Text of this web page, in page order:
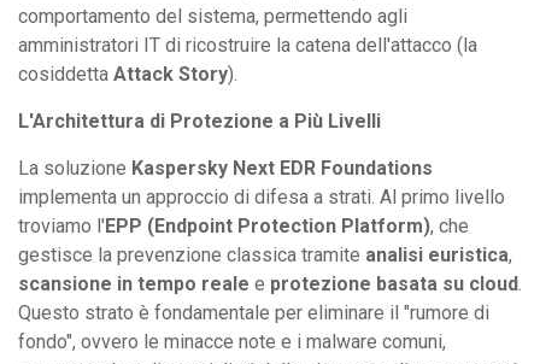
comportamento del sistema, permettendo agli
amministratori IT di ricostruire la catena dell'attacco (la
cosiddetta Attack Story).
L'Architettura di Protezione a Più Livelli
La soluzione Kaspersky Next EDR Foundations
implementa un approccio di difesa a strati. Al primo livello
troviamo l'EPP (Endpoint Protection Platform), che
gestisce la prevenzione classica tramite analisi euristica,
scansione in tempo reale e protezione basata su cloud.
Questo strato è fondamentale per eliminare il "rumore di
fondo", ovvero le minacce note e i malware comuni,